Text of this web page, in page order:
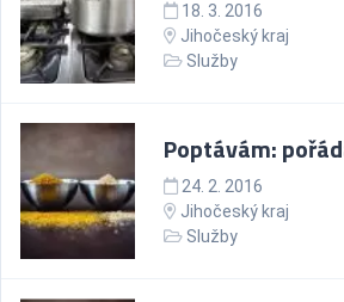
18. 3. 2016
Jihočeský kraj
Služby
Poptávám:
24. 2. 2016
Jihočeský kraj
Služby